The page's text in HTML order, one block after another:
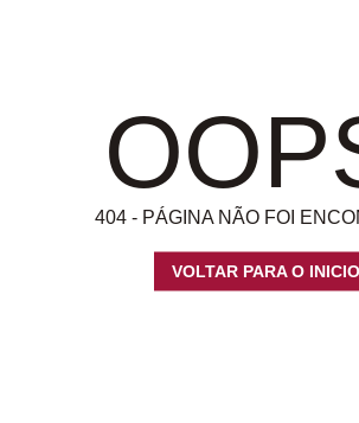
404 - PÁGINA NÃO FOI
VOLTAR PARA O INICIO